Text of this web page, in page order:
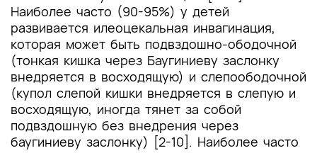
Наиболее часто (90-95%) у детей
развивается илеоцекальная инвагинация,
которая может быть подвздошно-ободочной
(тонкая кишка через Баугиниеву заслонку
внедряется в восходящую) и слепоободочной
(купол слепой кишки внедряется в слепую и
восходящую, иногда тянет за собой
подвздошную без внедрения через
баугиниеву заслонку) [2-10]. Наиболее часто